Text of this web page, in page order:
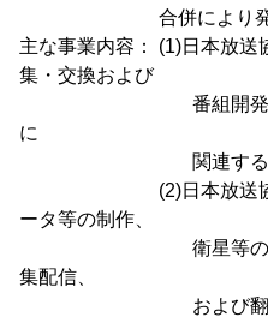
合併により発
主な事業内容： (1)日本放送
集・交換および
番組開発、制作
に
関連する催物の
(2)日本放送協会の
ータ等の制作、
衛星等の利用によ
集配信、
および翻訳・